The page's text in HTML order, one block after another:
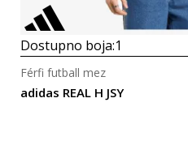
Dostupno boja:1
adidas REAL H JSY
Férfi futball mez